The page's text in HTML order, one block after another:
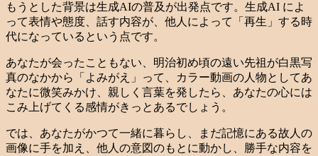
もうとした背景は生成AIの普及が出発点です。生成AI によ
って表情や態度、話す内容が、他人によって「再生」する時
代になっているという点です。
あなたが会ったこともない、明治初め頃の遠い先祖が白黒写
真のなかから「よみがえ」って、カラー動画の人物としてあ
なたに微笑みかけ、親しく言葉を発したら、あなたの心には
こみ上げてくる感情がきっとあるでしょう。
では、あなたがかつて一緒に暮らし、まだ記憶にある故人の
画像に手を加え、他人の意図のもとに動かし、勝手な内容を